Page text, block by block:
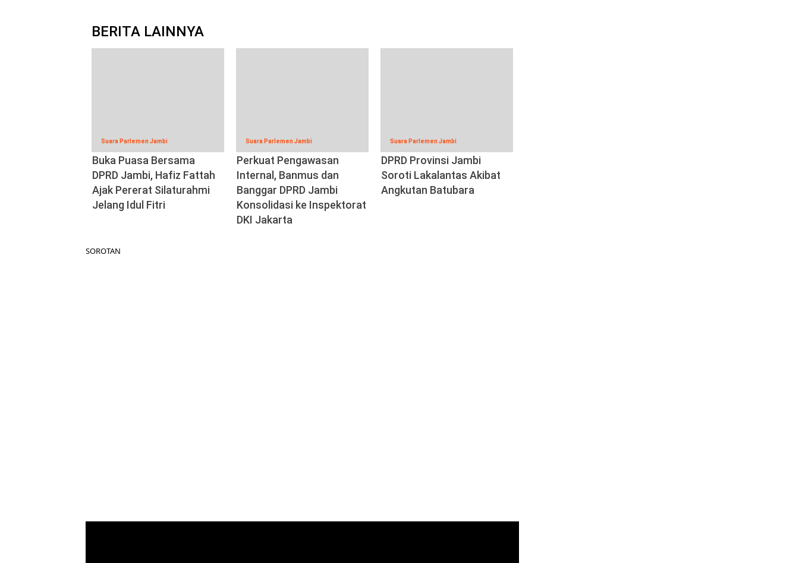
BERITA LAINNYA
Suara Parlemen Jambi
Buka Puasa Bersama
DPRD Jambi, Hafiz Fattah
Ajak Pererat Silaturahmi
Jelang Idul Fitri
Suara Parlemen Jambi
Perkuat Pengawasan
Internal, Banmus dan
Banggar DPRD Jambi
Konsolidasi ke Inspektorat
DKI Jakarta
Suara Parlemen Jambi
DPRD Provinsi Jambi
Soroti Lakalantas Akibat
Angkutan Batubara
SOROTAN